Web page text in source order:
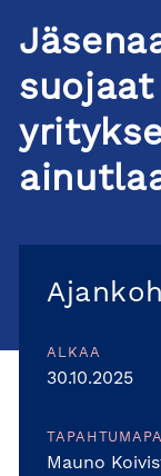
ALKAA
30.10.2025
Mauno